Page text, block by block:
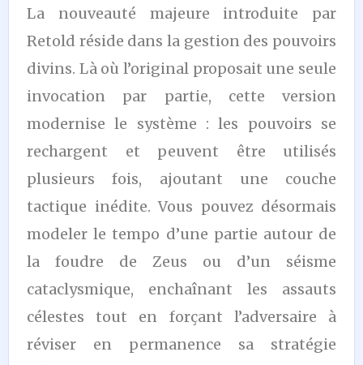
La nouveauté majeure introduite par
Retold réside dans la gestion des pouvoirs
divins. Là où l’original proposait une seule
invocation par partie, cette version
modernise le système : les pouvoirs se
rechargent et peuvent être utilisés
plusieurs fois, ajoutant une couche
tactique inédite. Vous pouvez désormais
modeler le tempo d’une partie autour de
la foudre de Zeus ou d’un séisme
cataclysmique, enchaînant les assauts
célestes tout en forçant l’adversaire à
réviser en permanence sa stratégie